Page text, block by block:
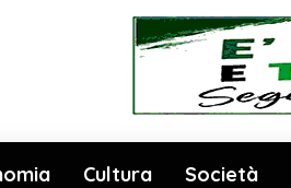
Cultura Società